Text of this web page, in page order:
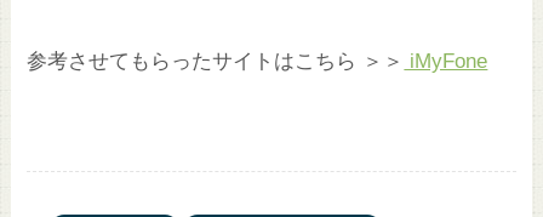
参考させてもらったサイトはこちら ＞＞ iMyFone